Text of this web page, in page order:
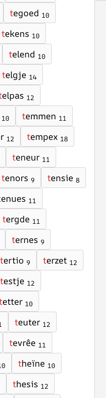
tegoed 10
tekens 10
telend 10
telgje 14
elpas 12
10 temmen 11
12 tempex 18
teneur 11
tenors 9 tensie 8
enues 11
tergde 11
ternes 9
tertio 9 terzet 12
testje 12
etter 10
teuter 12
tevrêe 11
theïne 10
thesis 12